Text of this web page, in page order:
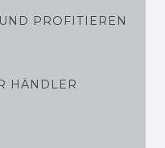
PROFITIEREN
HÄNDLER